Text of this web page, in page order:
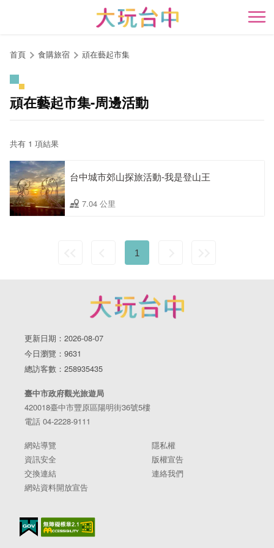
開
首頁 食購旅宿 頑在藝起市集
頑在藝起市集-周邊活動
共有 1 項結果
台中城市郊山探旅活動-我是登山王
7.04 公里
1
更新日期：2026-08-07
今日瀏覽：9631
總訪客數：258935435
臺中市政府觀光旅遊局
420018臺中市豐原區陽明街36號5樓
電話 04-2228-9111
網站導覽
隱私權
資訊安全
版權宣告
交換連結
連絡我們
網站資料開放宣告